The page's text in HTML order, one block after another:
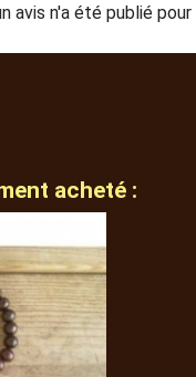
avis n'a été publié
acheté :